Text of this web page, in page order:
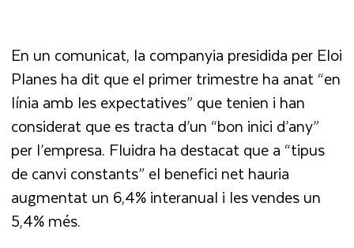
En un comunicat, la companyia presidida per Eloi
Planes ha dit que el primer trimestre ha anat “en
línia amb les expectatives” que tenien i han
considerat que es tracta d’un “bon inici d’any”
per l’empresa. Fluidra ha destacat que a “tipus
de canvi constants” el benefici net hauria
augmentat un 6,4% interanual i les vendes un
5,4% més.